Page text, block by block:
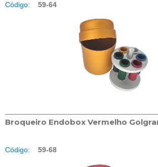
Código: 59-64
Código: 59-68
Broqueiro Endobox Vermelho